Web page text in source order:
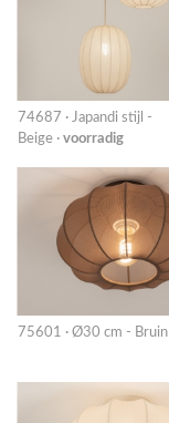
74687 · Japandi stijl -
Beige · voorradig
75601 · Ø30 cm - Bruin